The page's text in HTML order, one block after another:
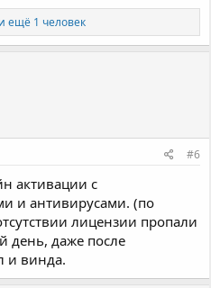
и ещё 1 человек
#6
активации с
и антивирусами. (по
лицензии пропали
день, даже после
и винда.